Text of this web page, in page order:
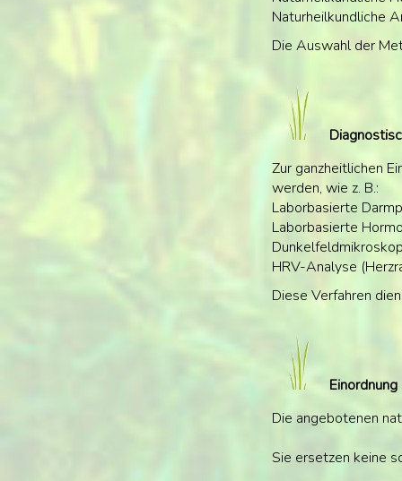
Naturheilkundliche
Die Auswahl der
Zur ganzheitlichen
werden, wie z. B.:
Laborbasierte
Laborbasierte
HRV-Analyse
Diese Verfahren
Die angebotenen
Sie ersetzen keine